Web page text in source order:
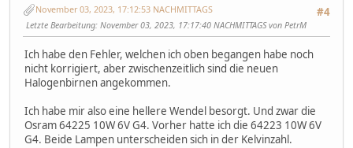
#4
November 03, 2023, 17:12:53 NACHMITTAGS
Letzte Bearbeitung: November 03, 2023, 17:17:40 NACHMITTAGS von PetrM
Ich habe den Fehler, welchen ich oben begangen habe noch
nicht korrigiert, aber zwischenzeitlich sind die neuen
Halogenbirnen angekommen.
Ich habe mir also eine hellere Wendel besorgt. Und zwar die
Osram 64225 10W 6V G4. Vorher hatte ich die 64223 10W 6V
G4. Beide Lampen unterscheiden sich in der Kelvinzahl.